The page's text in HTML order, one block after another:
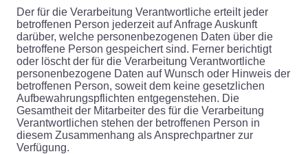
Der für die Verarbeitung Verantwortliche erteilt jeder
betroffenen Person jederzeit auf Anfrage Auskunft
darüber, welche personenbezogenen Daten über die
betroffene Person gespeichert sind. Ferner berichtigt
oder löscht der für die Verarbeitung Verantwortliche
personenbezogene Daten auf Wunsch oder Hinweis der
betroffenen Person, soweit dem keine gesetzlichen
Aufbewahrungspflichten entgegenstehen. Die
Gesamtheit der Mitarbeiter des für die Verarbeitung
Verantwortlichen stehen der betroffenen Person in
diesem Zusammenhang als Ansprechpartner zur
Verfügung.